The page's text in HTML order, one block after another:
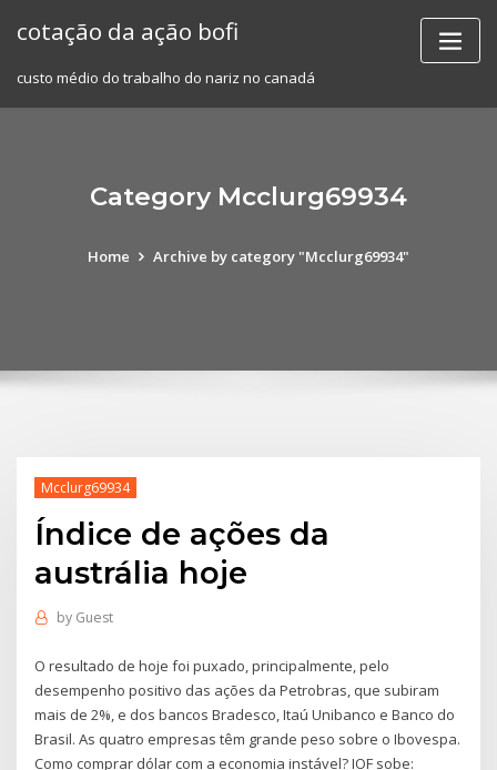
cotação da ação bofi
custo médio do trabalho do nariz no canadá
Category Mcclurg69934
Home Archive by category "Mcclurg69934"
Mcclurg69934
Índice de ações da
austrália hoje
by Guest
O resultado de hoje foi puxado, principalmente, pelo
desempenho positivo das ações da Petrobras, que subiram
mais de 2%, e dos bancos Bradesco, Itaú Unibanco e Banco do
Brasil. As quatro empresas têm grande peso sobre o Ibovespa.
Como comprar dólar com a economia instável? IOF sobe: